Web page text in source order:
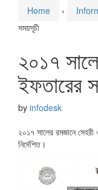
Home ›
সময়সূচী
২০১৭
ইফতারের
by infodesk
২০১৭ সালের রমজানে
নির্দেশিত।